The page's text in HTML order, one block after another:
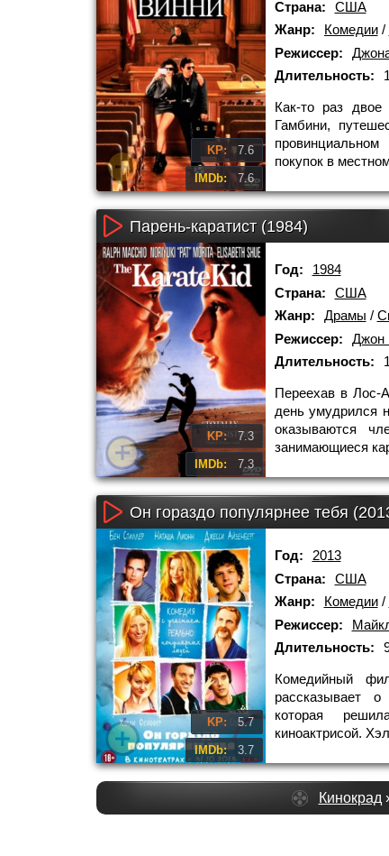
KP: 7.6
IMDb: 7.6
Страна:
США
Жанр:
Комедии/
Режиссер:
Длительность:
Как-то раз
Гамбини,
покупок в
Парень-каратист (1984)
KP: 7.3
IMDb: 7.3
Год:
1984
Страна:
США
Жанр:
Драмы /
Режиссер:
Джон
Длительность:
Переехав в Лос-
день умудрился
оказываются
занимающиеся
Он гораздо популярнее тебя
KP: 5.7
IMDb: 3.7
Год:
2013
Страна:
США
Жанр:
Комедии/
Режиссер:
Длительность:
Комедийный
рассказывает
которая
киноактрисой.
Кинокрад